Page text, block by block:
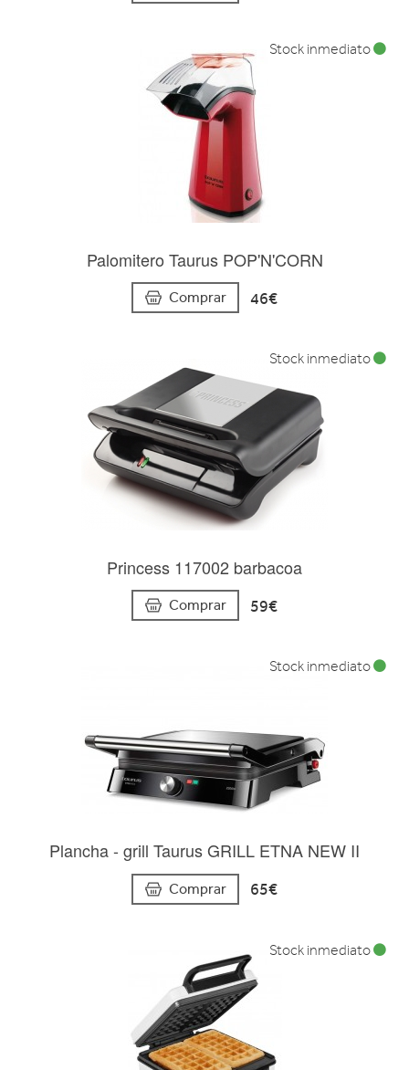
Palomitero Taurus POP'N'CORN
Comprar 46€
Stock inmediato
Princess 117002 barbacoa
Comprar 59€
Stock inmediato
Plancha - grill Taurus GRILL ETNA NEW II
Comprar 65€
Stock inmediato
Stock inmediato